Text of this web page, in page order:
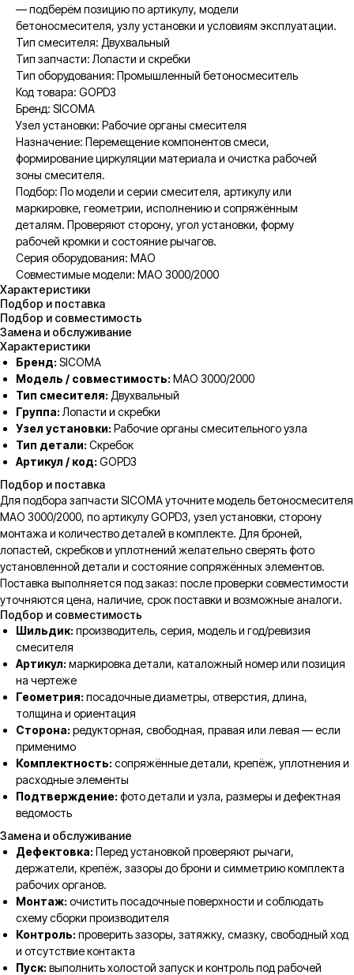
— подберём позицию по артикулу, модели
бетоносмесителя, узлу установки и условиям эксплуатации.
Тип смесителя: Двухвальный
Тип запчасти: Лопасти и скребки
Тип оборудования: Промышленный бетоносмеситель
Код товара: GOPD3
Бренд: SICOMA
Узел установки: Рабочие органы смесителя
Назначение: Перемещение компонентов смеси,
формирование циркуляции материала и очистка рабочей
зоны смесителя.
Подбор: По модели и серии смесителя, артикулу или
маркировке, геометрии, исполнению и сопряжённым
деталям. Проверяют сторону, угол установки, форму
рабочей кромки и состояние рычагов.
Серия оборудования: MAO
Совместимые модели: MAO 3000/2000
Характеристики
Подбор и поставка
Подбор и совместимость
Замена и обслуживание
Характеристики
Бренд: SICOMA
Модель / совместимость: MAO 3000/2000
Тип смесителя: Двухвальный
Группа: Лопасти и скребки
Узел установки: Рабочие органы смесительного узла
Тип детали: Скребок
Артикул / код: GOPD3
Подбор и поставка
Для подбора запчасти SICOMA уточните модель бетоносмесителя
MAO 3000/2000, по артикулу GOPD3, узел установки, сторону
монтажа и количество деталей в комплекте. Для броней,
лопастей, скребков и уплотнений желательно сверять фото
установленной детали и состояние сопряжённых элементов.
Поставка выполняется под заказ: после проверки совместимости
уточняются цена, наличие, срок поставки и возможные аналоги.
Подбор и совместимость
Шильдик: производитель, серия, модель и год/ревизия
смесителя
Артикул: маркировка детали, каталожный номер или позиция
на чертеже
Геометрия: посадочные диаметры, отверстия, длина,
толщина и ориентация
Сторона: редукторная, свободная, правая или левая — если
применимо
Комплектность: сопряжённые детали, крепёж, уплотнения и
расходные элементы
Подтверждение: фото детали и узла, размеры и дефектная
ведомость
Замена и обслуживание
Дефектовка: Перед установкой проверяют рычаги,
держатели, крепёж, зазоры до брони и симметрию комплекта
рабочих органов.
Монтаж: очистить посадочные поверхности и соблюдать
схему сборки производителя
Контроль: проверить зазоры, затяжку, смазку, свободный ход
и отсутствие контакта
Пуск: выполнить холостой запуск и контроль под рабочей